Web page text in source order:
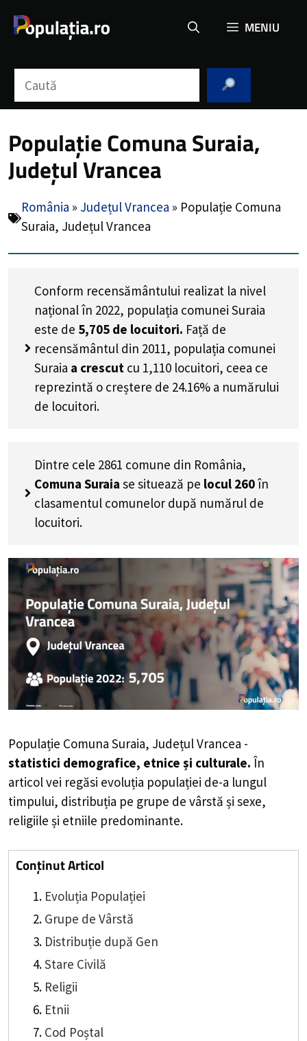
MENIU
Populație Comuna Suraia,
Județul Vrancea
România » Județul Vrancea » Populație Comuna
Suraia, Județul Vrancea
Conform recensământului realizat la nivel
național în 2022, populația comunei Suraia
este de 5,705 de locuitori. Față de
recensământul din 2011, populația comunei
Suraia a crescut cu 1,110 locuitori, ceea ce
reprezintă o creștere de 24.16% a numărului
de locuitori.
Dintre cele 2861 comune din România,
Comuna Suraia se situează pe locul 260în
clasamentul comunelor după numărul de
locuitori.
Populație Comuna Suraia, Județul Vrancea -
statistici demografice, etnice și culturale. În
articol vei regăsi evoluția populației de-a lungul
timpului, distribuția pe grupe de vârstă și sexe,
religiile și etniile predominante.
Conținut Articol
Evoluția Populației
Grupe de Vârstă
Distribuție după Gen
Stare Civilă
Religii
Etnii
Cod Poștal